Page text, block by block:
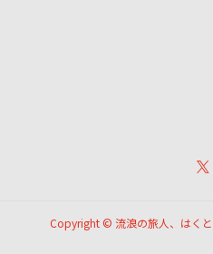
Copyright © 流浪の旅人、はく